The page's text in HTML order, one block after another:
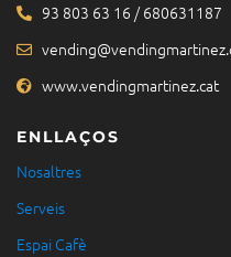
93 803 63 16 / 680631187
www.vendingmartinez.cat
ENLLAÇOS
Nosaltres
Serveis
Espai Cafè